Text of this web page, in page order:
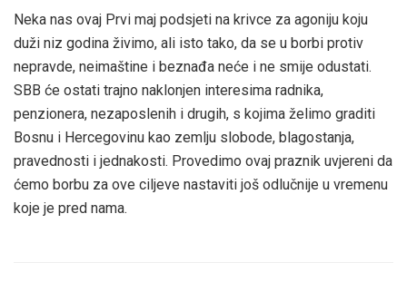
Neka nas ovaj Prvi maj podsjeti na krivce za agoniju koju
duži niz godina živimo, ali isto tako, da se u borbi protiv
nepravde, neimaštine i beznađa neće i ne smije odustati.
SBB će ostati trajno naklonjen interesima radnika,
penzionera, nezaposlenih i drugih, s kojima želimo graditi
Bosnu i Hercegovinu kao zemlju slobode, blagostanja,
pravednosti i jednakosti. Provedimo ovaj praznik uvjereni da
ćemo borbu za ove ciljeve nastaviti još odlučnije u vremenu
koje je pred nama.